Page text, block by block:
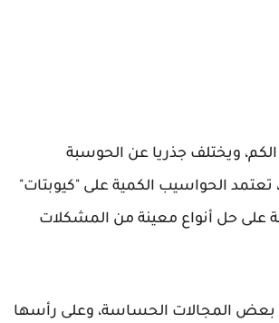
ويختلف جذريا عن الحوسبة
التقليدية. ففي حين تستخدم الحواسيب العادية "بتات" تمثل إما 0 أو 1، تعتمد الحواسيب الكمية على "كيوبتات"
على حل أنواع معينة من المشكلات
بعض المجالات الحساسة، وعلى رأسها